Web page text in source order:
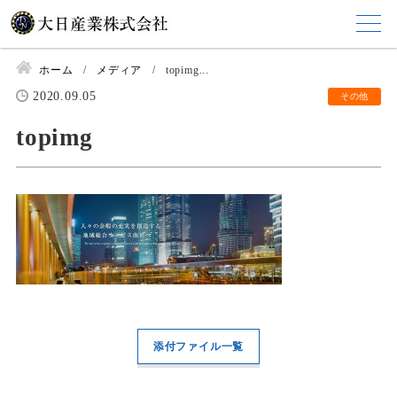
ホーム メディア topimg...
2020.09.05 その他
topimg
添付ファイル一覧